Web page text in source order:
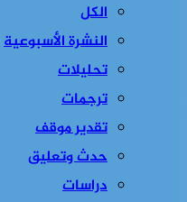
الكل
النشرة الأسبوعية
تحليلات
ترجمات
تقدير موقف
حدث وتعليق
دراسات